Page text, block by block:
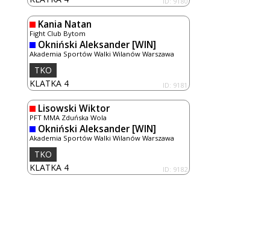
Kania Natan
Fight Club Bytom
Okniński Aleksander [WIN]
Akademia Sportów Walki Wilanów Warszawa
KLATKA 4 ID: 9181
TKO
Lisowski Wiktor
PFT MMA Zduńska Wola
Okniński Aleksander [WIN]
Akademia Sportów Walki Wilanów Warszawa
KLATKA 4 ID: 9182
TKO